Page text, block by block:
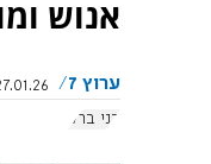
אנוש
ערוץ 7
13:32
בני ברק